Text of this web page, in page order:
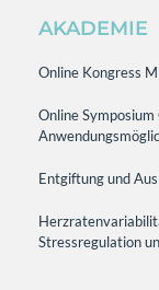
AKADEMIE
Online Kongress
Online
Entgiftung und
Stressregulation